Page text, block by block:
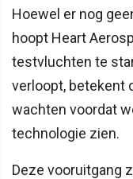
Hoewel er nog
hoopt Heart
testvluchten te
verloopt, betekent
wachten voordat
technologie zien.
Deze vooruitgang